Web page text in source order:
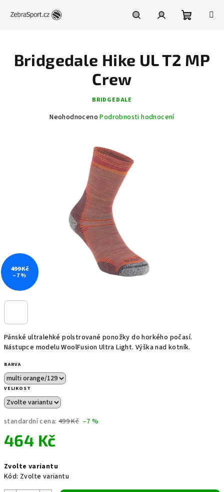
košík
Pánské ultralehké polstrované ponožky do horkého počasí.
Nástupce modelu WoolFusion Ultra Light. Výška nad kotník.
BARVA
VELIKOST
standardní cena: 499 Kč –7 %
464 Kč
cena:
Zvolte variantu
Kód: Zvolte variantu
Bridgedale Hike UL T2 MP
Crew
BRIDGEDALE
Průměrné
Neohodnoceno Podrobnosti hodnocení
499 Kč
–7 %